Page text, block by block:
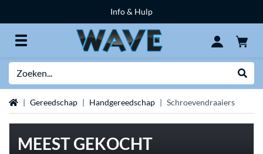
Info & Hulp
HomeGereedschap Handgereedschap Schroevendraaiers
MEEST GEKOCHT